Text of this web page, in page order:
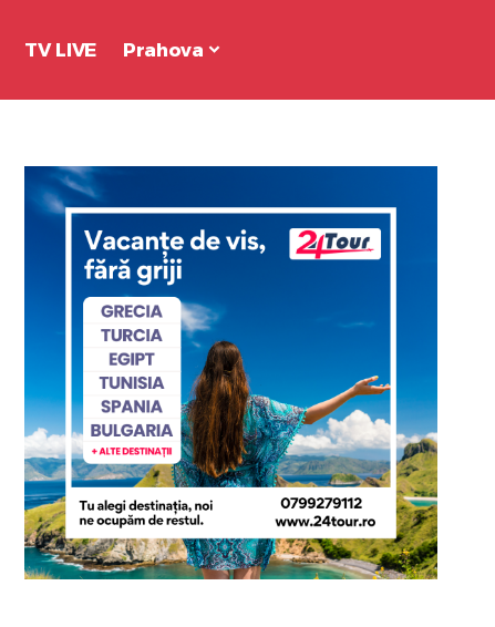
TV LIVE Prahova